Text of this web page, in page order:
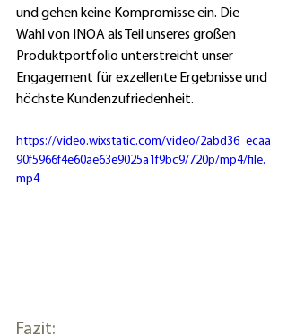
und gehen keine Kompromisse ein. Die
Wahl von INOA als Teil unseres großen
Produktportfolio unterstreicht unser
Engagement für exzellente Ergebnisse und
höchste Kundenzufriedenheit.
https://video.wixstatic.com/video/2abd36_ecaa
90f5966f4e60ae63e9025a1f9bc9/720p/mp4/file.
mp4
Fazit: